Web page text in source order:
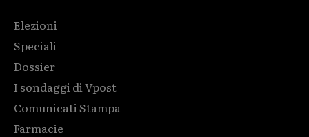
Elezioni
Speciali
Dossier
I sondaggi di Vpost
Comunicati Stampa
Farmacie